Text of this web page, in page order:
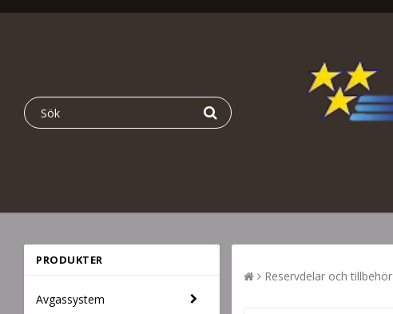
PRODUKTER
Avgassystem
Reservdelar och tillbehör